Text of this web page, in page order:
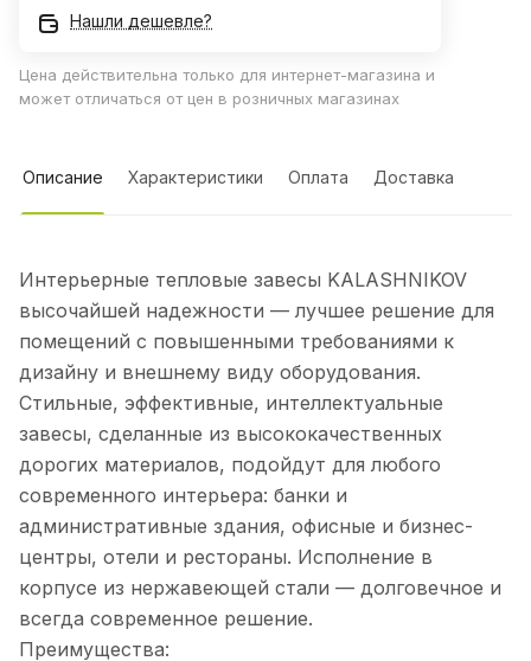
Нашли дешевле?
Цена действительна только для интернет-магазина и
может отличаться от цен в розничных магазинах
Описание Характеристики Оплата Доставка
Интерьерные тепловые завесы KALASHNIKOV
высочайшей надежности — лучшее решение для
помещений с повышенными требованиями к
дизайну и внешнему виду оборудования.
Стильные, эффективные, интеллектуальные
завесы, сделанные из высококачественных
дорогих материалов, подойдут для любого
современного интерьера: банки и
административные здания, офисные и бизнес-
центры, отели и рестораны. Исполнение в
корпусе из нержавеющей стали — долговечное и
всегда современное решение.
Преимущества: